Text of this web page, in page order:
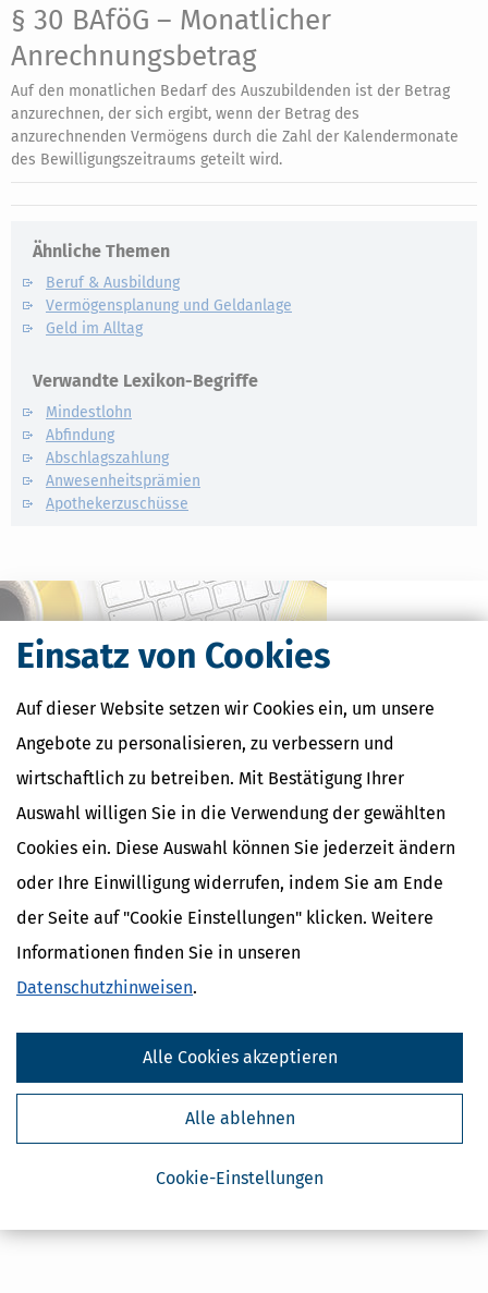
Einsatz von Cookies
Auf dieser Website setzen wir Cookies ein, um unsere
Angebote zu personalisieren, zu verbessern und
wirtschaftlich zu betreiben. Mit Bestätigung Ihrer
Auswahl willigen Sie in die Verwendung der gewählten
Cookies ein. Diese Auswahl können Sie jederzeit ändern
oder Ihre Einwilligung widerrufen, indem Sie am Ende
der Seite auf "Cookie Einstellungen" klicken. Weitere
Informationen finden Sie in unseren
Datenschutzhinweisen.
Cookie-Einstellungen
Alle ablehnen
Alle Cookies akzeptieren
§ 30 BAföG – Monatlicher
Anrechnungsbetrag
Auf den monatlichen Bedarf des Auszubildenden ist der Betrag
anzurechnen, der sich ergibt, wenn der Betrag des
anzurechnenden Vermögens durch die Zahl der Kalendermonate
des Bewilligungszeitraums geteilt wird.
Ähnliche Themen
Beruf & Ausbildung
Vermögensplanung und Geldanlage
Geld im Alltag
Verwandte Lexikon-Begriffe
Mindestlohn
Abfindung
Abschlagszahlung
Anwesenheitsprämien
Apothekerzuschüsse
Kostenlose Steuertipps & News
Absenden
Steuertipps
Steuertipps Selbstständige
Ja, ich möchte die kostenlosen Newsletter
Meine Einwilligung kann ich jederzeit durch
Abbestellung des Newsletters widerrufen.